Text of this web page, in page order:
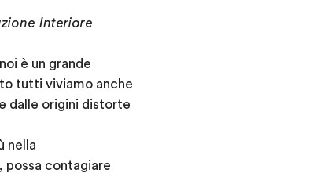
Interiore
è un grande
tutti viviamo anche
dalle origini distorte
nella
possa contagiare